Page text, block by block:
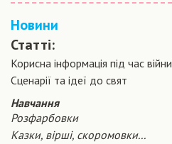
Новини
Статті:
Корисна інформація під час війни
Сценарiї та iдеї до свят
Навчання
Розфарбовки
Казки, вірші, скоромовки...